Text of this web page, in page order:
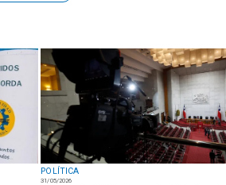
POLÍTICA
31/05/2026